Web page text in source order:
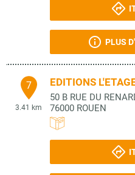
PLUS
7
3.41 km
EDITIONS
50 B RUE DU
76000 ROUEN